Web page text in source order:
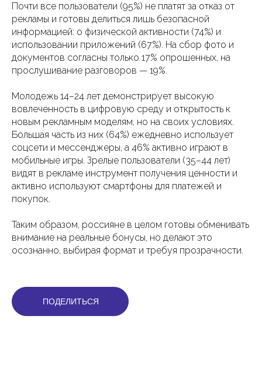
Почти все пользователи (95%) не платят за отказ от
рекламы и готовы делиться лишь безопасной
информацией: о физической активности (74%) и
использовании приложений (67%). На сбор фото и
документов согласны только 17% опрошенных, на
прослушивание разговоров — 19%.
Молодежь 14–24 лет демонстрирует высокую
вовлеченность в цифровую среду и открытость к
новым рекламным моделям, но на своих условиях.
Большая часть из них (64%) ежедневно использует
соцсети и мессенджеры, а 46% активно играют в
мобильные игры. Зрелые пользователи (35–44 лет)
видят в рекламе инструмент получения ценности и
активно используют смартфоны для платежей и
покупок.
Таким образом, россияне в целом готовы обменивать
внимание на реальные бонусы, но делают это
осознанно, выбирая формат и требуя прозрачности.
ПОДЕЛИТЬСЯ